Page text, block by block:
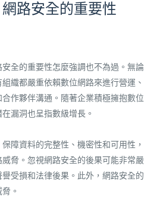
路安全的重要性
全的重要性怎麼強調也不為過。無論
織都嚴重依賴數位網路來進行營運、
作夥伴溝通。隨著企業積極擁抱數位
漏洞也呈指數級增長。
障資料的完整性、機密性和可用性，
脅。忽視網路安全的後果可能非常嚴
受損和法律後果。此外，網路安全的
。